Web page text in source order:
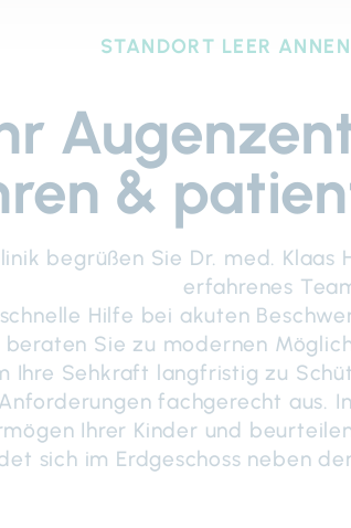
STANDORT LEER
&
begrüßen Sie Dr. med. Klaas
erfahrenes
Hilfe bei akuten
beraten Sie zu modernen
Ihre Sehkraft langfristig zu
fachgerecht aus.
Ihrer Kinder und
sich im Erdgeschoss neben